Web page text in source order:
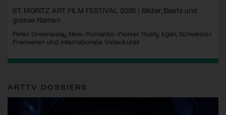
ST. MORITZ ART FILM FESTIVAL 2026 | Bilder, Beats und
grosse Namen
Peter Greenaway, New-Romantic-Pionier Rusty Egan, Schweizer
Premieren und internationale Videokunst
ARTTV DOSSIERS